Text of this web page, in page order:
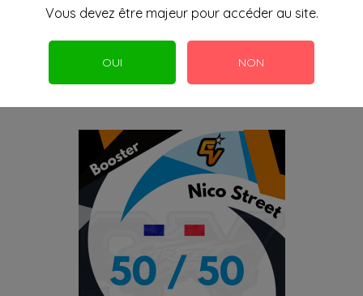
Vous devez être majeur pour accéder au site.
OUI NON
Ajoutez vos boosters de nicotine